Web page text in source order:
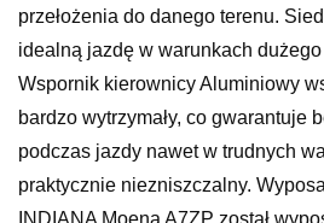
przełożenia do danego terenu.
idealną jazdę w warunkach
Wspornik kierownicy Aluminiowy
bardzo wytrzymały, co gwarantuje
podczas jazdy nawet w trudnych
praktycznie niezniszczalny.